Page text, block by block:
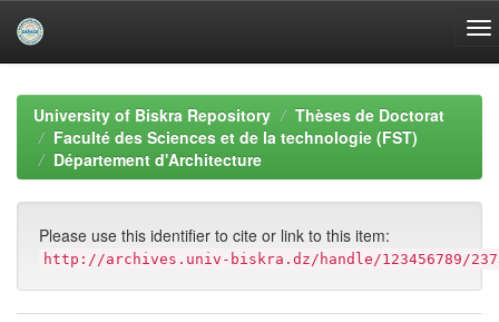
navigationUniversity of Biskra Repository
Thèses de Doctorat
Faculté des Sciences et de la technologie (FST)
Département d'Architecture
Please use this identifier to cite or link to this item:
http://archives.univ-biskra.dz/handle/123456789/